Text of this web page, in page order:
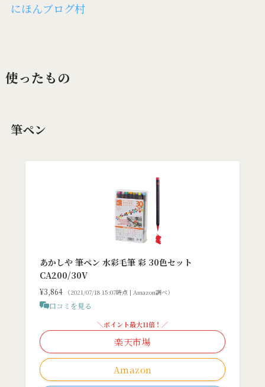
にほんブログ村
使ったもの
筆ペン
あかしや 筆ペン 水彩毛筆 彩 30色セット
CA200/30V
¥3,864 （2021/07/18 15:07時点 | Amazon調べ）
口コミを見る
Amazon
＼ポイント最大11倍！／
楽天市場